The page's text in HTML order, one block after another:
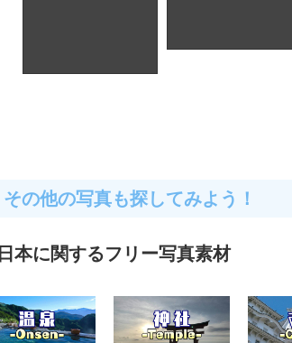
その他の写真も探してみよう！
日本に関するフリー写真素材